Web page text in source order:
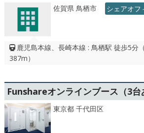
佐賀県 鳥栖市 シェアオフ
鹿児島本線、長崎本線 : 鳥栖駅 徒歩5分
387m）
Funshareオンラインブース（3台
東京都 千代田区